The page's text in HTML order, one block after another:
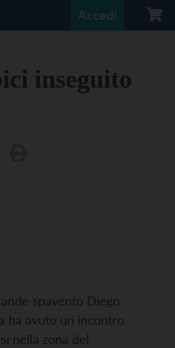
Accedi
inseguito
spavento Diego
ha avuto un incontro
nella zona del